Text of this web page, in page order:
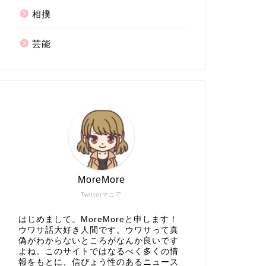
相撲
芸能
Twitterマニア
MoreMore
はじめまして。MoreMoreと申します！
ウワサ話大好き人間です。ウワサって真
偽がわからないところがなんか良いです
よね。このサイトではなるべく多くの情
報をもとに、信ぴょう性のあるニュース